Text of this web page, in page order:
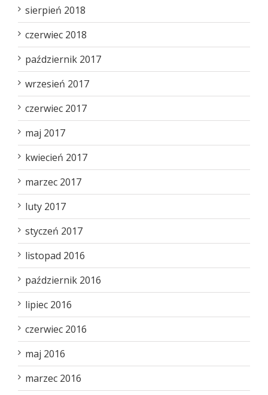
sierpień 2018
czerwiec 2018
październik 2017
wrzesień 2017
czerwiec 2017
maj 2017
kwiecień 2017
marzec 2017
luty 2017
styczeń 2017
listopad 2016
październik 2016
lipiec 2016
czerwiec 2016
maj 2016
marzec 2016